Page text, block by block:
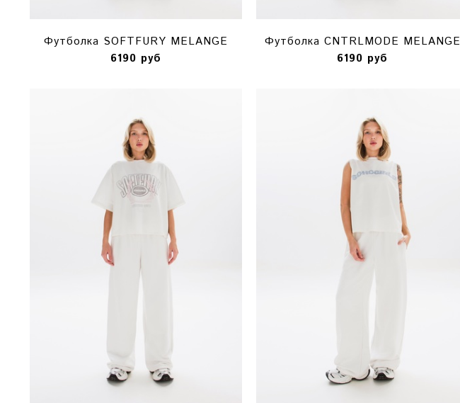
Футболка SOFTFURY MELANGE
6190 руб
Футболка CNTRLMODE MELANGE
6190 руб